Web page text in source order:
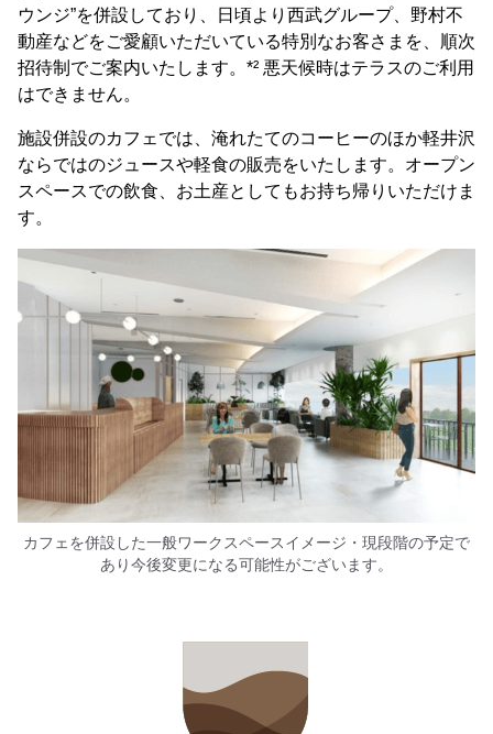
ウンジ”を併設しており、日頃より西武グループ、野村不
動産などをご愛顧いただいている特別なお客さまを、順次
招待制でご案内いたします。*² 悪天候時はテラスのご利用
はできません。
施設併設のカフェでは、淹れたてのコーヒーのほか軽井沢
ならではのジュースや軽食の販売をいたします。オープン
スペースでの飲食、お土産としてもお持ち帰りいただけま
す。
カフェを併設した一般ワークスペースイメージ・現段階の予定で
あり今後変更になる可能性がございます。